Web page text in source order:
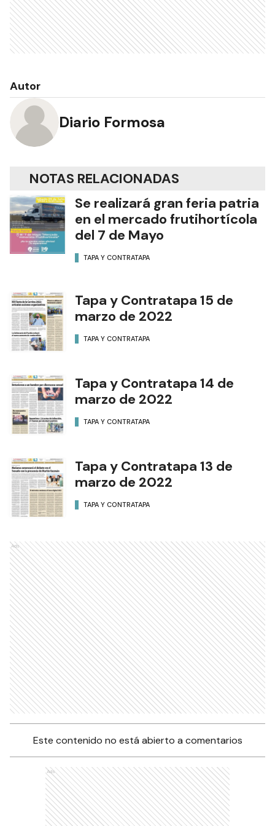
Autor
Diario Formosa
NOTAS RELACIONADAS
Se realizará gran feria patria
en el mercado frutihortícola
del 7 de Mayo
TAPA Y CONTRATAPA
Tapa y Contratapa 15 de
marzo de 2022
TAPA Y CONTRATAPA
Tapa y Contratapa 14 de
marzo de 2022
TAPA Y CONTRATAPA
Tapa y Contratapa 13 de
marzo de 2022
TAPA Y CONTRATAPA
Ads
Este contenido no está abierto a comentarios
Ads